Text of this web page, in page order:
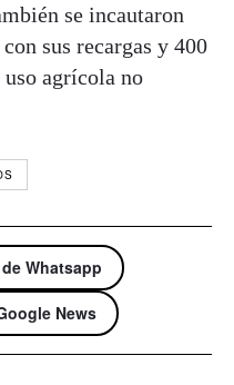
se incautaron
con sus recargas y 400
agrícola no
Whatsapp
News